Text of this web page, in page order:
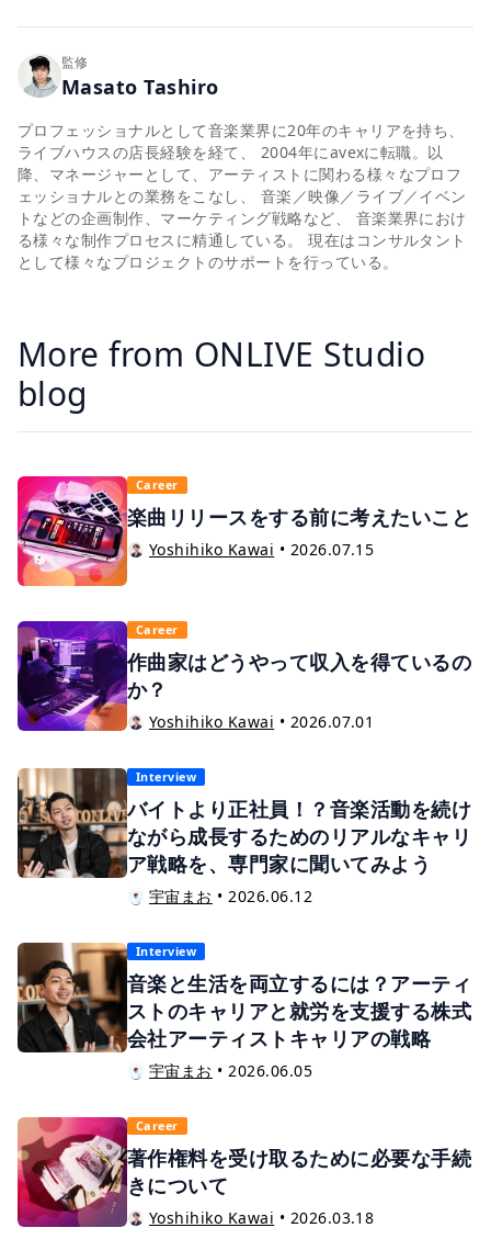
監修
Masato Tashiro
プロフェッショナルとして音楽業界に20年のキャリアを持ち、
ライブハウスの店長経験を経て、 2004年にavexに転職。以
降、マネージャーとして、アーティストに関わる様々なプロフ
ェッショナルとの業務をこなし、 音楽／映像／ライブ／イベン
トなどの企画制作、マーケティング戦略など、 音楽業界におけ
る様々な制作プロセスに精通している。 現在はコンサルタント
として様々なプロジェクトのサポートを行っている。
More from ONLIVE Studio
blog
Career
楽曲リリースをする前に考えたいこと
Yoshihiko Kawai • 2026.07.15
Career
作曲家はどうやって収入を得ているの
か？
Yoshihiko Kawai • 2026.07.01
Interview
バイトより正社員！？音楽活動を続け
ながら成長するためのリアルなキャリ
ア戦略を、専門家に聞いてみよう
宇宙まお • 2026.06.12
Interview
音楽と生活を両立するには？アーティ
ストのキャリアと就労を支援する株式
会社アーティストキャリアの戦略
宇宙まお • 2026.06.05
Career
著作権料を受け取るために必要な手続
きについて
Yoshihiko Kawai • 2026.03.18